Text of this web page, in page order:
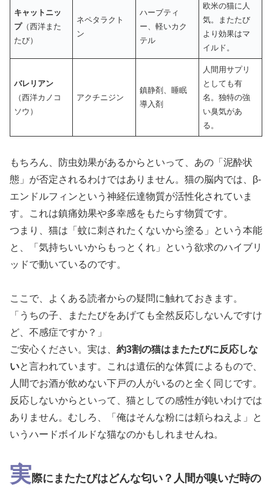
キャットニッ
プ（西洋また
たび）
ネペタラクト
ン
ハーブティ
ー、軽いカク
テル
欧米の猫に人
気。またたび
より効果はマ
イルド。
バレリアン
（西洋カノコ
ソウ）
アクチニジン
鎮静剤、睡眠
導入剤
人間用サプリ
としても有
名。独特の強
い臭気があ
る。
もちろん、防虫効果があるからといって、あの「泥酔状
態」が否定されるわけではありません。猫の脳内では、β-
エンドルフィンという神経伝達物質が活性化されていま
す。これは鎮痛効果や多幸感をもたらす物質です。
つまり、猫は「蚊に刺されたくないから塗る」という本能
と、「気持ちいいからもっとくれ」という欲求のハイブリ
ッドで動いているのです。
ここで、よくある読者からの疑問に触れておきます。
「うちの子、またたびをあげても全然反応しないんですけ
ど、不感症ですか？」
ご安心ください。実は、 約3割の猫はまたたびに反応しな
いと言われています。これは遺伝的な体質によるもので、
人間でお酒が飲めない下戸の人がいるのと全く同じです。
反応しないからといって、猫としての感性が鈍いわけでは
ありません。むしろ、「俺はそんな粉には頼らねえよ」と
いうハードボイルドな猫なのかもしれませんね。
実際にまたたびはどんな匂い？人間が嗅いだ時の